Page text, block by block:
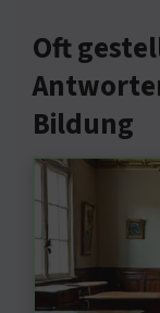
Oft
Bildung